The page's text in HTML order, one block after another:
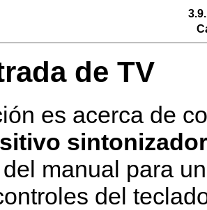
de TV
es acerca de
manual para
del